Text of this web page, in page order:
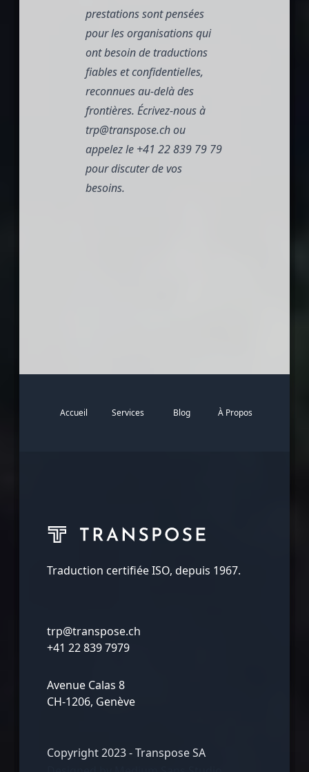
prestations sont pensées
pour les organisations qui
ont besoin de traductions
fiables et confidentielles,
reconnues au-delà des
frontières. Écrivez-nous à
trp@transpose.chou
appelez le +41 22 839 79 79
pour discuter de vos
besoins.
Accueil Services Blog À Propos
Traduction certifiée ISO, depuis 1967.
trp@transpose.ch
+41 22 839 7979
Avenue Calas 8
CH-1206, Genève
Copyright 2023 - Transpose SA